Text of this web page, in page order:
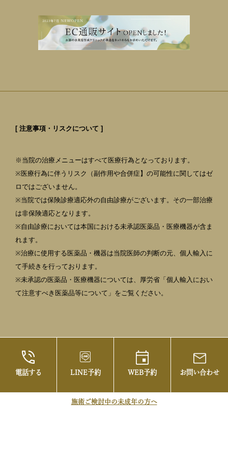
電話する LINE予約 WEB予約 お問い合わせ
施術ご検討中の未成年の方へ
[ 注意事項・リスクについて ]
※当院の治療メニューはすべて医療行為となっております。
※医療行為に伴うリスク（副作用や合併症】の可能性に関してはゼ
ロではございません。
※当院では保険診療適応外の自由診療がございます。その一部治療
は非保険適応となります。
※自由診療においては本国における未承認医薬品・医療機器が含ま
れます。
※治療に使用する医薬品・機器は当院医師の判断の元、個人輸入に
て手続きを行っております。
※未承認の医薬品・医療機器については、厚労省「個人輸入におい
て注意すべき医薬品等について」をご覧ください。
らお茶の水美容形成クリニック